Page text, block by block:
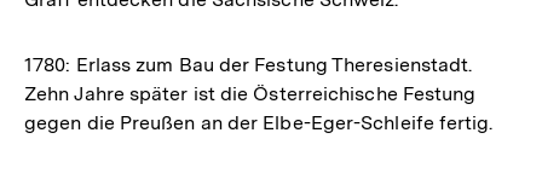
1780: Erlass zum Bau der Festung Theresienstadt.
Zehn Jahre später ist die Österreichische Festung
gegen die Preußen an der Elbe-Eger-Schleife fertig.